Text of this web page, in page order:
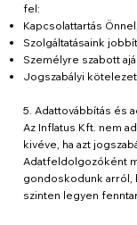
fel:
Kapcsolattartás Önnel,
Szolgáltatásaink
Személyre szabott
Jogszabályi
5. Adattovábbítás és
Az Inflatus Kft. nem
kivéve, ha azt
Adatfeldolgozóként
gondoskodunk arról,
szinten legyen